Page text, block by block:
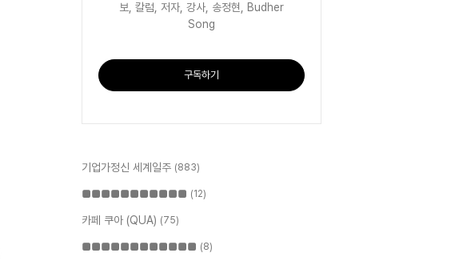
보, 칼럼, 저자, 강사, 송정현, Budher
Song
구독하기
기업가정신 세계일주 (883)
■■■■■■■■■■■ (12)
카페 쿠아 (QUA) (75)
■■■■■■■■■■■■ (8)